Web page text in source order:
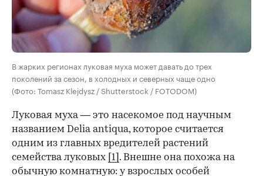
В жарких регионах луковая муха может давать до трех
поколений за сезон, в холодных и северных чаще одно
(Фото: Tomasz Klejdysz / Shutterstock / FOTODOM)
Луковая муха — это насекомое под научным
названием Delia antiqua, которое считается
одним из главных вредителей растений
семейства луковых [1] . Внешне она похожа на
обычную комнатную: у взрослых особей